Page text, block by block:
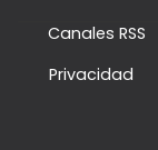
Canales RSS
Privacidad